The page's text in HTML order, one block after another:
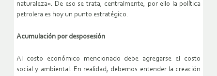
naturaleza». De eso se trata, centralmente, por ello la política
petrolera es hoy un punto estratégico.
Acumulación por desposesión
Al costo económico mencionado debe agregarse el costo
social y ambiental. En realidad, debemos entender la creación